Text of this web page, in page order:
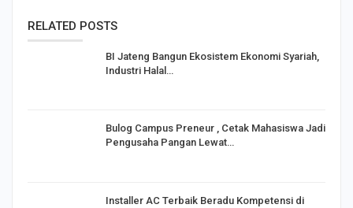
RELATED POSTS
BI Jateng Bangun Ekosistem Ekonomi Syariah,
Industri Halal…
Bulog Campus Preneur , Cetak Mahasiswa Jadi
Pengusaha Pangan Lewat…
Installer AC Terbaik Beradu Kompetensi di